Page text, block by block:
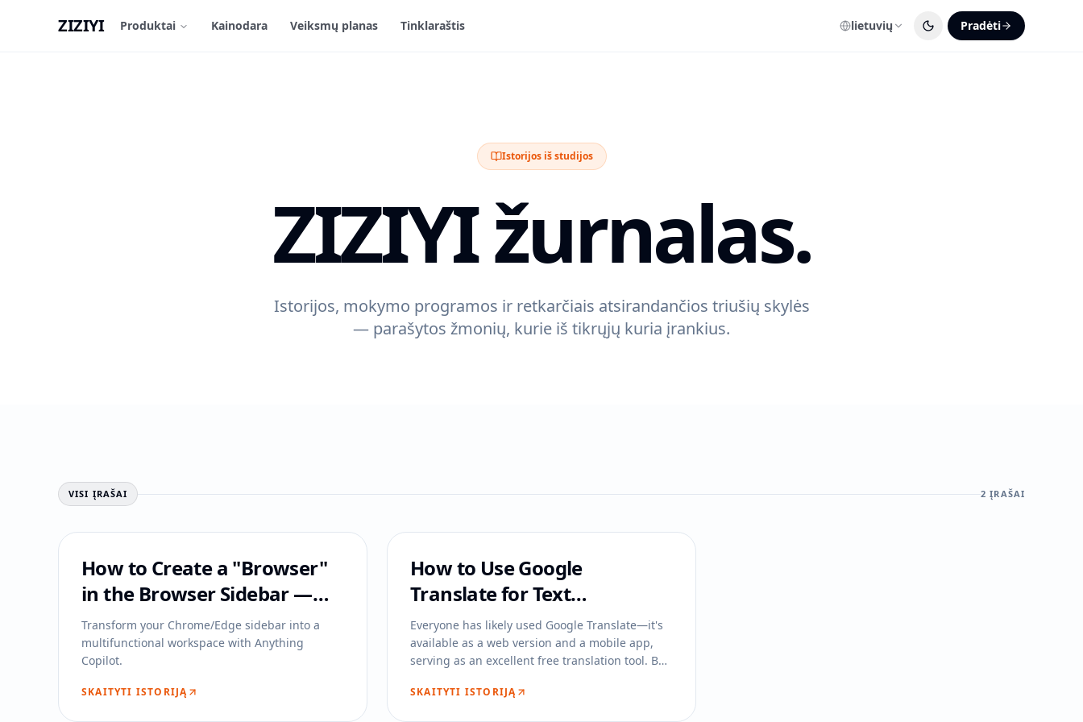
ZIZIYI Produktai Kainodara Veiksmų planas Tinklaraštis lietuvių Pradėti
Istorijos iš studijos
ZIZIYI žurnalas.
Istorijos, mokymo programos ir retkarčiais atsirandančios triušių skylės
— parašytos žmonių, kurie iš tikrųjų kuria įrankius.
VISI ĮRAŠAI 2 ĮRAŠAI
How to Create a "Browser"
in the Browser Sidebar —
The Birth of Anything
Copilot
Transform your Chrome/Edge sidebar into a
multifunctional workspace with Anything
Copilot.
SKAITYTI ISTORIJĄ
How to Use Google
Translate for Text
Translation in Chrome's
Sidebar?
Everyone has likely used Google Translate—it's
available as a web version and a mobile app,
serving as an excellent free translation tool. But
Translate directly in Chrome's sidebar for text
SKAITYTI ISTORIJĄ